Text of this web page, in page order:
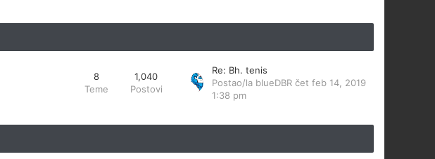
8
Teme
1,040
Postovi
Re: Bh. tenis
Postao/la blueDBR čet feb 14, 2019
1:38 pm